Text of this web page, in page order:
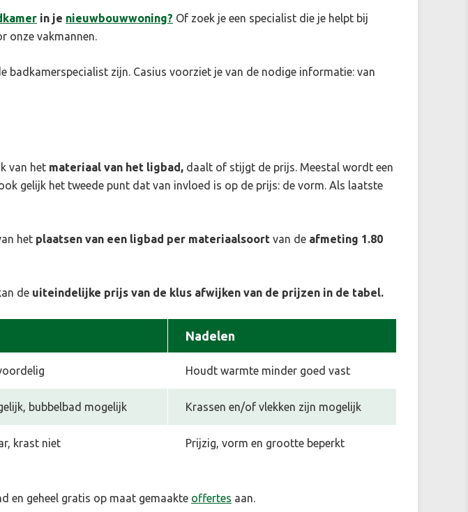
in je nieuwbouwwoning? Of zoek je een specialist die je helpt bij
onze vakmannen.
badkamerspecialist zijn. Casius voorziet je van de nodige informatie: van
van het materiaal van het ligbad, daalt of stijgt de prijs. Meestal wordt een
gelijk het tweede punt dat van invloed is op de prijs: de vorm. Als laatste
het plaatsen van een ligbad per materiaalsoort van de afmeting 1.80
de uiteindelijke prijs van de klus afwijken van de prijzen in de tabel.
Nadelen
Houdt warmte minder goed vast
bubbelbad mogelijk Krassen en/of vlekken zijn mogelijk
krast niet Prijzig, vorm en grootte beperkt
en geheel gratis op maat gemaakte offertes aan.